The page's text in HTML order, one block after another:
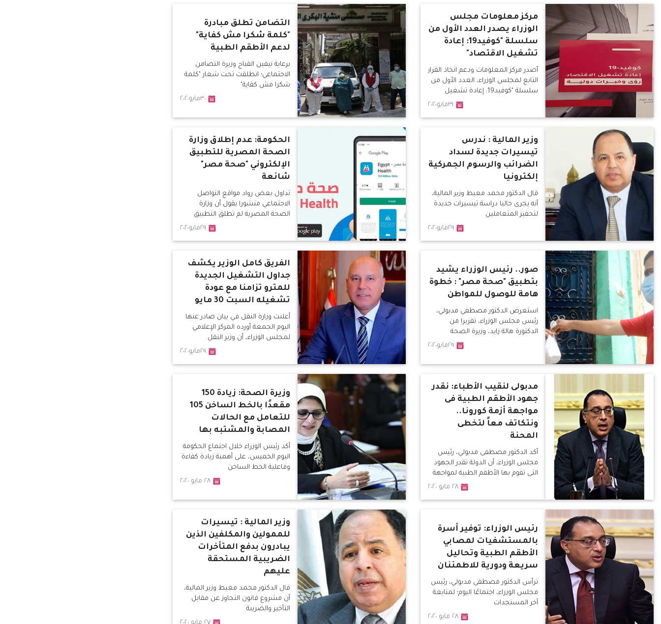
مركز معلومات مجلس
الوزراء يصدر العدد الأول من
سلسلة "كوفيد19: إعادة
تشغيل الاقتصاد"
أصدر مركز المعلومات ودعم اتخاذ القرار
التابع لمجلس الوزراء، العدد الأول من
سلسلة "كوفيد19: إعادة تشغيل
٣١مايو٢٠٢٠
التضامن تطلق مبادرة
"كلمة شكرا مش كفاية"
لدعم الأطقم الطبية
برعاية نيفين القباج وزيرة التضامن
الاجتماعي؛ انطلقت تحت شعار "كلمة
شكرا مش كفاية"
٣٠مايو٢٠٢٠
وزير المالية : ندرس
تيسيرات جديدة لسداد
الضرائب والرسوم الجمركية
إلكترونيا
قال الدكتور محمد معيط وزير المالية،
أنه يجرى حاليا دراسة تيسيرات جديدة
لتحفيز المتعاملين
٢٩مايو٢٠٢٠
الحكومة: عدم إطلاق وزارة
الصحة المصرية للتطبيق
الإلكتروني "صحة مصر"
شائعة
تداول بعض رواد مواقع التواصل
الاجتماعي منشورا يقول أن وزارة
الصحة المصرية لم تطلق التطبيق
٢٩مايو٢٠٢٠
صور.. رئيس الوزراء يشيد
بتطبيق "صحة مصر" : خطوة
هامة للوصول للمواطن
استعرض الدكتور مصطفي مدبولي،
رئيس مجلس الوزراء، تقريرا من
الدكتورة هالة زايد، وزيرة الصحة
٢٩مايو٢٠٢٠
الفريق كامل الوزير يكشف
جداول التشغيل الجديدة
للمترو تزامنا مع عودة
تشغيله السبت 30 مايو
أعلنت وزارة النقل في بيان صادر عنها
اليوم الجمعة أورده المركز الإعلامي
لمجلس الوزراء، أن وزير النقل
٢٩مايو٢٠٢٠
مدبولى لنقيب الأطباء: نقدر
جهود الأطقم الطبية فى
مواجهة أزمة كورونا..
ونتكاتف معاً لتخطى
المحنة
أكد الدكتور مصطفى مدبولي، رئيس
مجلس الوزراء، أن الدولة تقدر الجهود
التى تقوم بها الأطقم الطبية لمواجهة
أزمة انتشار فيروس "كورونا" المستجد،
٢٨ مايو ٢٠٢٠
وزيرة الصحة: زيادة 150
مقعدًا بالخط الساخن 105
للتعامل مع الحالات
المصابة والمشتبه بها
أكد رئيس الوزراء خلال اجتماع الحكومة
اليوم الخميس، على أهمية زيادة كفاءة
وفاعلية الخط الساخن
٢٨ مايو ٢٠٢٠
رئيس الوزراء: توفير أسرة
بالمستشفيات لمصابي
الأطقم الطبية وتحاليل
سريعة ودورية للاطمئنان
ترأس الدكتور مصطفى مدبولي، رئيس
مجلس الوزراء، اجتماعًا اليوم؛ لمتابعة
آخر المستجدات
٢٨ مايو ٢٠٢٠
وزير المالية : تيسيرات
للممولين والمكلفين الذين
يبادرون بدفع المتأخرات
الضريبية المستحقة
عليهم
قال الدكتور محمد معيط وزير المالية،
أن مشروع قانون التجاوز عن مقابل
التأخير والضريبة